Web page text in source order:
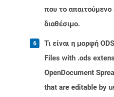
που το απαιτούμενο
διαθέσιμο.
Τι είναι η μορφή
Files with .ods
OpenDocument
that are editable by